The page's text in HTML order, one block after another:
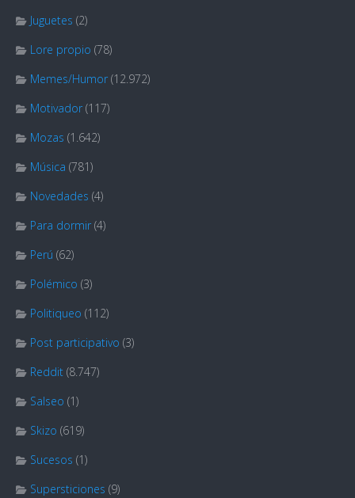
Juguetes (2)
Lore propio (78)
Memes/Humor (12.972)
Motivador (117)
Mozas (1.642)
Música (781)
Novedades (4)
Para dormir (4)
Perú (62)
Polémico (3)
Politiqueo (112)
Post participativo (3)
Reddit (8.747)
Salseo (1)
Skizo (619)
Sucesos (1)
Supersticiones (9)